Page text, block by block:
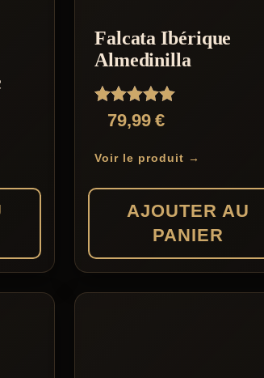
Falcata Ibérique
Almedinilla
Note
5.00
79,99€
Voir le produit →
AJOUTER AU
PANIER